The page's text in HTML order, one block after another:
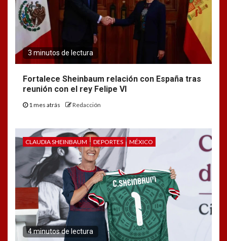
3 minutos de lectura
Fortalece Sheinbaum relación con España tras
reunión con el rey Felipe VI
1 mes atrás Redacción
CLAUDIA SHEINBAUM DEPORTES MÉXICO
4 minutos de lectura